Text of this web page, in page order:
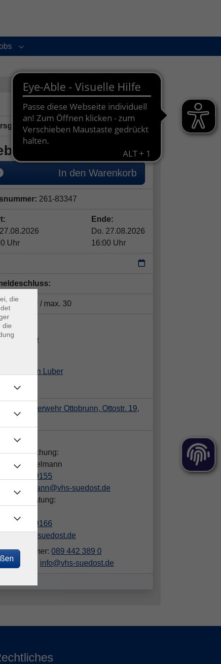
for "Service und Kontakt"
Submenu for "Jobs"
5 - 12 Jahre
In den Warenkorb
261-83347
Uhr
Ende:
Do. 27.08.2026
16:00 Uhr
min. 10 / max. 30
Modrow
Katrin Luber
Feuerwehr Ottobrunn, Ottostr. 19,
zur Buchung:
Hämmelmann
442389155
suedost.de
Beratung:
442389166
suedost.de
089 442 389 0
info@vhs-suedost.de
die
die